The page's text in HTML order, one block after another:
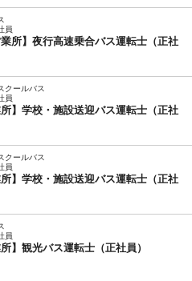
員
業所】夜行高速乗合バス運転士（正社
クールバス
員
所】学校・施設送迎バス運転士（正社
クールバス
員
所】学校・施設送迎バス運転士（正社
員
所】観光バス運転士（正社員）